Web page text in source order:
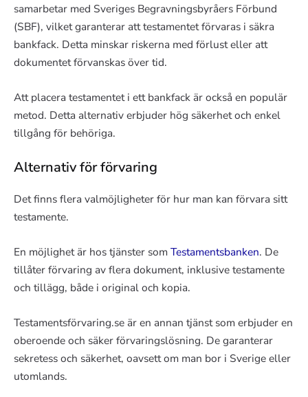
samarbetar med Sveriges Begravningsbyråers Förbund
(SBF), vilket garanterar att testamentet förvaras i säkra
bankfack. Detta minskar riskerna med förlust eller att
dokumentet förvanskas över tid.
Att placera testamentet i ett bankfack är också en populär
metod. Detta alternativ erbjuder hög säkerhet och enkel
tillgång för behöriga.
Alternativ för förvaring
Det finns flera valmöjligheter för hur man kan förvara sitt
testamente.
En möjlighet är hos tjänster som Testamentsbanken. De
tillåter förvaring av flera dokument, inklusive testamente
och tillägg, både i original och kopia.
Testamentsförvaring.se är en annan tjänst som erbjuder en
oberoende och säker förvaringslösning. De garanterar
sekretess och säkerhet, oavsett om man bor i Sverige eller
utomlands.